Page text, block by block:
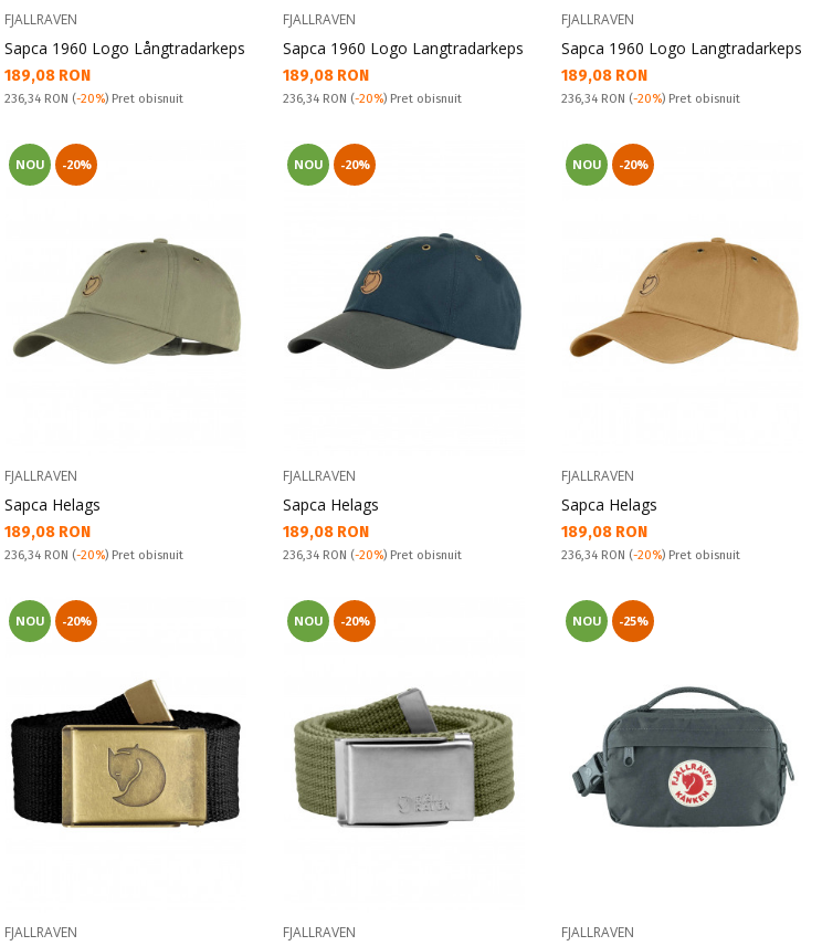
FJALLRAVEN
Sapca 1960 Logo Långtradarkeps
Текуща цена:
189,08 RON
Pret obisnuit:
236,34 RON (-20%) Pret obisnuit
FJALLRAVEN
Sapca 1960 Logo Langtradarkeps
Текуща цена:
189,08 RON
Pret obisnuit:
236,34 RON (-20%) Pret obisnuit
FJALLRAVEN
Sapca 1960 Logo Langtradarkeps
Текуща цена:
189,08 RON
Pret obisnuit:
236,34 RON (-20%) Pret obisnuit
NOU -20%
FJALLRAVEN
Sapca Helags
Текуща цена:
189,08 RON
Pret obisnuit:
236,34 RON (-20%) Pret obisnuit
NOU -20%
FJALLRAVEN
Sapca Helags
Текуща цена:
189,08 RON
Pret obisnuit:
236,34 RON (-20%) Pret obisnuit
NOU -20%
FJALLRAVEN
Sapca Helags
Текуща цена:
189,08 RON
Pret obisnuit:
236,34 RON (-20%) Pret obisnuit
NOU -20%
FJALLRAVEN
NOU -20%
FJALLRAVEN
NOU -25%
FJALLRAVEN